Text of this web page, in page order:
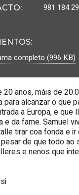
: 981 184
:
completo (996 KB)
20 anos, máis de
para alcanzar o que
a Europa, e que
e da fame. Samuel
tirar coa fonda e
de que todo ao
e nenos que